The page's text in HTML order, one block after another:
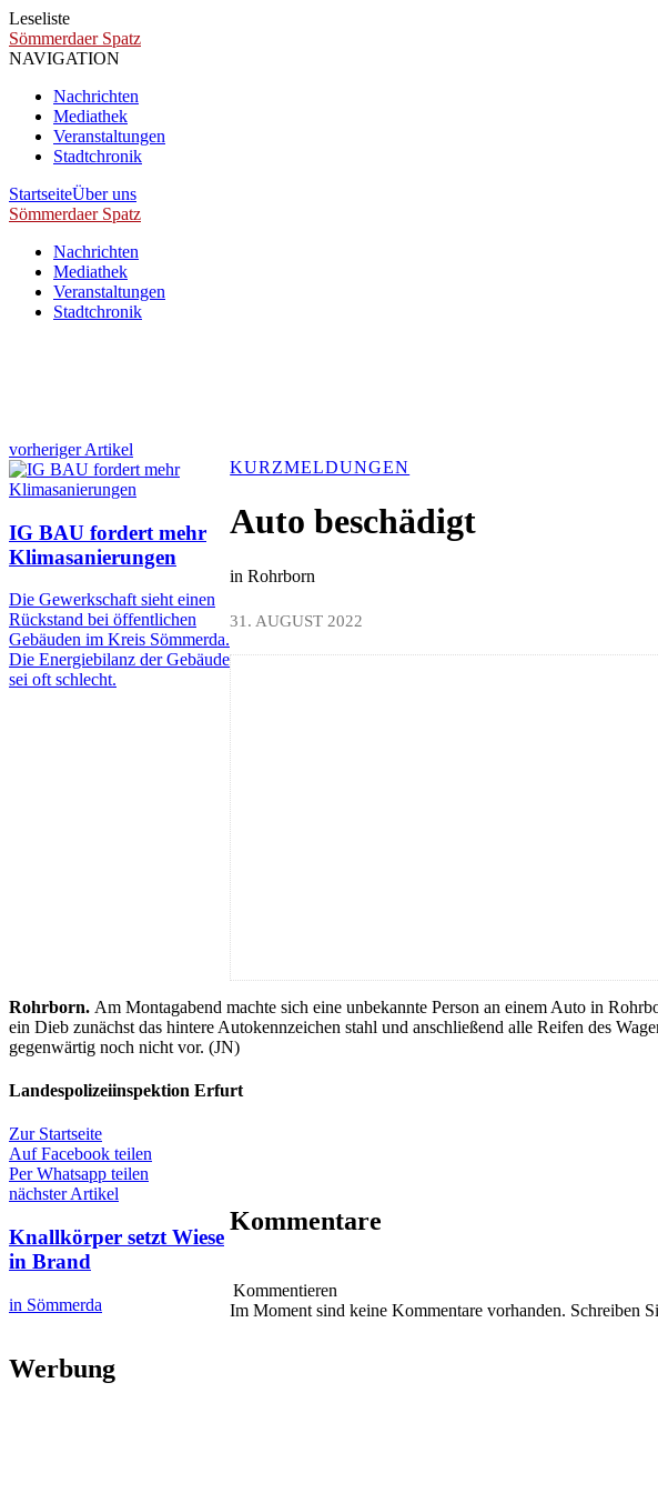
Leseliste
Sömmerdaer Spatz
NAVIGATION
Nachrichten
Mediathek
Veranstaltungen
Stadtchronik
StartseiteÜber uns
Sömmerdaer Spatz
Nachrichten
Mediathek
Veranstaltungen
Stadtchronik
vorheriger Artikel
IG BAU fordert mehr
Klimasanierungen
Die Gewerkschaft sieht einen
Rückstand bei öffentlichen
Gebäuden im Kreis Sömmerda.
Die Energiebilanz der Gebäude
sei oft schlecht.
KURZMELDUNGEN
Auto beschädigt
in Rohrborn
31. AUGUST 2022
Rohrborn. Am Montagabend machte sich eine unbekannte Person an einem Auto in
ein Dieb zunächst das hintere Autokennzeichen stahl und anschließend alle Reifen des
gegenwärtig noch nicht vor. (JN)
Landespolizeiinspektion Erfurt
Zur Startseite
Auf Facebook teilen
Per Whatsapp teilen
nächster Artikel
Knallkörper setzt Wiese
in Brand
in Sömmerda
Kommentare
Kommentieren
Im Moment sind keine Kommentare vorhanden. Schreiben
Werbung